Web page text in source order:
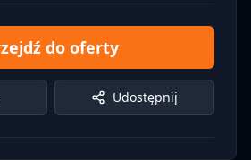
do oferty
Udostępnij